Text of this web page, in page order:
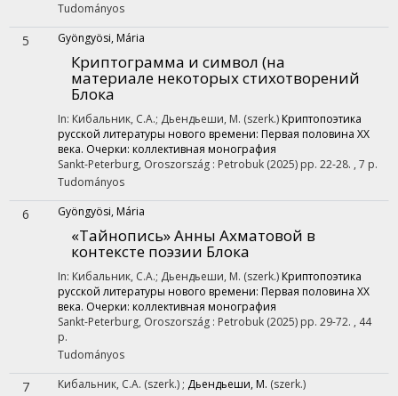
Tudományos
5 Gyöngyösi, Mária
Криптограмма и символ (на
материале некоторых стихотворений
Блока
In: Кибальник, С.А.; Дьендьеши, M. (szerk.) Криптопоэтика
русской литературы нового времени: Первая половина XX
века. Очерки: коллективная монография
Sankt-Peterburg, Oroszország : Petrobuk (2025) pp. 22-28. , 7 p.
Tudományos
6 Gyöngyösi, Mária
«Тайнопись» Анны Ахматовой в
контексте поэзии Блока
In: Кибальник, С.А.; Дьендьеши, M. (szerk.) Криптопоэтика
русской литературы нового времени: Первая половина XX
века. Очерки: коллективная монография
Sankt-Peterburg, Oroszország : Petrobuk (2025) pp. 29-72. , 44
p.
Tudományos
7 Кибальник, С.А. (szerk.) ; Дьендьеши, M. (szerk.)